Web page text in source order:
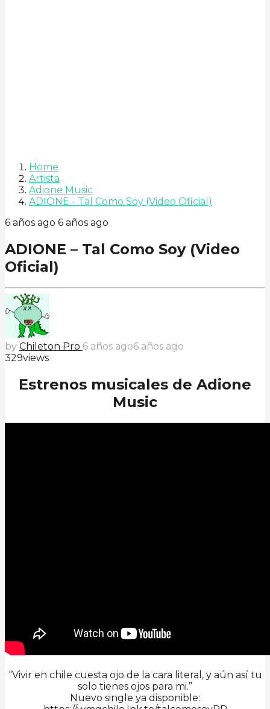
Home
Artista
Adione Music
ADIONE - Tal Como Soy (Video Oficial)
6 años ago 6 años ago
ADIONE – Tal Como Soy (Video
Oficial)
by Chileton Pro 6 años ago6 años ago
329views
Estrenos musicales de Adione
Music
“Vivir en chile cuesta ojo de la cara literal, y aún así tu
solo tienes ojos para mi.”
Nuevo single ya disponible: